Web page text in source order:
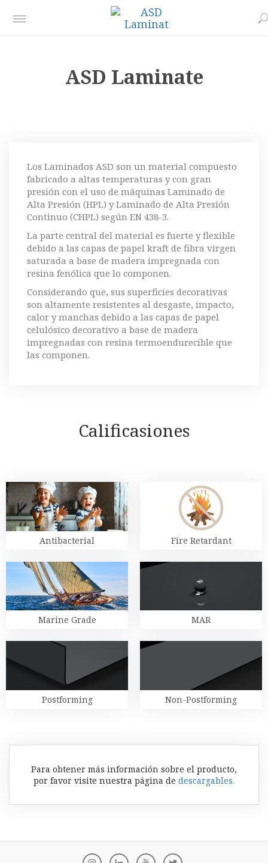
ASD Laminate
Los Laminados ASD son un material compuesto
fabricado a altas temperaturas y con gran
presión con el uso de máquinas Laminado de
Alta Presión (HPL) y Laminado de Alta Presión
Continuo (CHPL) según EN 438-3.
La parte central del material es fuerte y flexible
debido a las capas de papel kraft de fibra virgen
saturada a base de madera impregnada con
resina fenólica que lo componen.
Considerando que, sus superficies decorativas
son altamente resistentes al desgaste, impacto,
calor y manchas debido a las capas de papel
celulósico decorativo a base de madera
impregnadas con resina termoendurecible que
las componen.
Calificasiones
Antibacterial Fire Retardant
Marine Grade MAR
Postforming Non-Postforming
Para obtener más información sobre el producto,
por favor visite nuestra página de descargables.